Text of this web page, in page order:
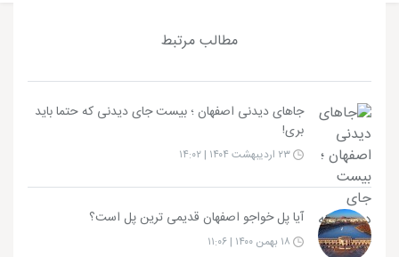
مطالب مرتبط
جاهای دیدنی اصفهان ؛ بیست جای دیدنی که حتما باید
بری!
آیا پل خواجو اصفهان قدیمی ترین پل است؟